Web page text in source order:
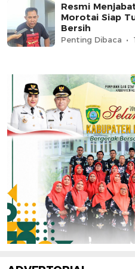
Resmi
Morotai Siap
Bersih
Penting Dibaca